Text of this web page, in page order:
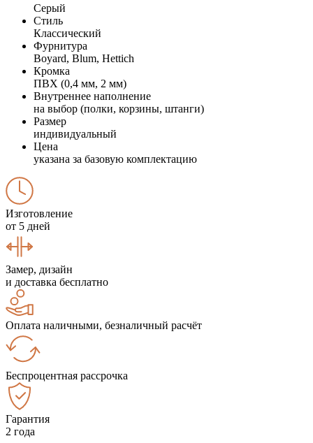
Серый
Стиль
Классический
Фурнитура
Boyard, Blum, Hettich
Кромка
ПВХ (0,4 мм, 2 мм)
Внутреннее наполнение
на выбор (полки, корзины, штанги)
Размер
индивидуальный
Цена
указана за базовую комплектацию
Изготовление
от 5 дней
Замер, дизайн
и доставка бесплатно
Оплата наличными, безналичный расчёт
Беспроцентная рассрочка
Гарантия
2 года